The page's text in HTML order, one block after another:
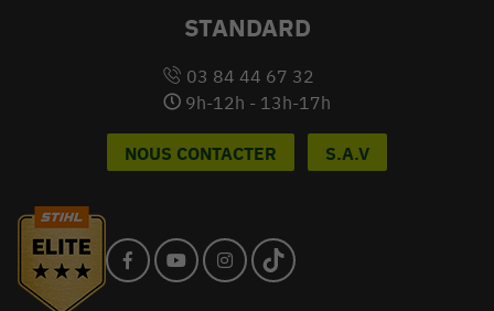
STANDARD
03 84 44 67 32
9h-12h - 13h-17h
NOUS CONTACTER S.A.V